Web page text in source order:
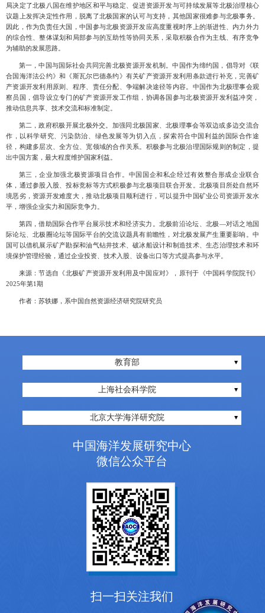
局决定了北极八国在维护地区和平与稳定、促进资源开发与可持续发展等北极治理核心
议题上发挥决定性作用，脱离了北极国家的认可与支持，其他国家很难参与北极事务。
因此，作为负责任大国，中国参与北极资源开发应高度重视时序上的渐进性、内力外力
的综合性、整体谋划和局部参与的互助性等协同关系，采取积极合作为主线、有序竞争
为辅助的发展思路。
第一，中国与国际社会共同完善北极资源开发机制。中国作为缔约国，倡导对《联
合国海洋法公约》和《斯瓦尔巴德条约》有关矿产资源开发利用条款进行补充，完善矿
产资源开发利用原则、程序、责任分配、争端解决途径等内容。中国作为北极理事会观
察员国，倡导设立专门的矿产资源开发工作组，协调各国参与北极资源开发利益冲突，
推动信息共享、技术交流和标准制定。
第二，政府积极开展北极外交。加强同北极国家、北极理事会等双边或多边交流合
作，以科学研究、污染防治、绿色发展等为切入点，探索符合中国利益的国际合作途
径，构建多层次、全方位、宽领域的合作关系。积极参与北极治理国际规则的制定，提
出中国方案，最大程度维护国家利益。
第三，企业加强北极资源项目合作。中国国企和私企经过有效整合形成企业联合
体，通过参股入股、投标竞标等方式积极参与北极项目联合开发。北极项目所处自然环
境恶劣，资源开发难度大，推动北极项目顺利进行，可以提升中国矿业公司资源开发水
平，增强企业实力和国际竞争力。
第四，借助国际合作平台展示技术和经济实力。北极前沿论坛、北极—对话之地国
际论坛、北极圈论坛等国际平台的交流议题具有前瞻性，对北极发展产生重要影响。中
国可以借机展示矿产勘探和油气钻井技术、破冰船设计和制造技术、生态治理技术和环
境保护管理经验，通过企业投资、技术入股、设备出口等方式提高参与水平。
来源：节选自《北极矿产资源开发利用及中国应对》，原刊于《中国科学院院刊》
2025年第1期
作者：苏轶娜，系中国自然资源经济研究院研究员
教育部
上海社会科学院
北京大学海洋研究院
中国海洋发展研究中心
微信公众平台
扫一扫关注我们